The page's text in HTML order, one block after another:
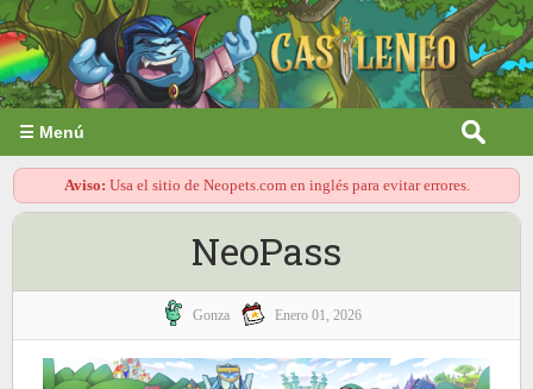
☰ Menú
Aviso: Usa el sitio de Neopets.com en inglés para evitar errores.
NeoPass
Gonza Enero 01, 2026